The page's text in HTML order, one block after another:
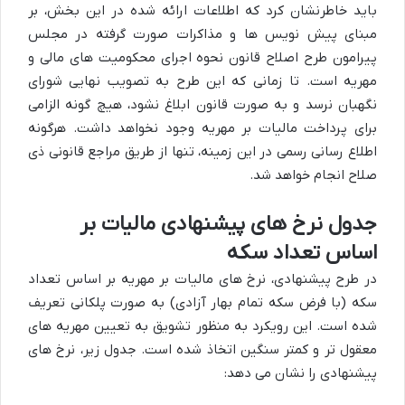
باید خاطرنشان کرد که اطلاعات ارائه شده در این بخش، بر
مبنای پیش نویس ها و مذاکرات صورت گرفته در مجلس
پیرامون طرح اصلاح قانون نحوه اجرای محکومیت های مالی و
مهریه است. تا زمانی که این طرح به تصویب نهایی شورای
نگهبان نرسد و به صورت قانون ابلاغ نشود، هیچ گونه الزامی
برای پرداخت مالیات بر مهریه وجود نخواهد داشت. هرگونه
اطلاع رسانی رسمی در این زمینه، تنها از طریق مراجع قانونی ذی
صلاح انجام خواهد شد.
جدول نرخ های پیشنهادی مالیات بر
اساس تعداد سکه
در طرح پیشنهادی، نرخ های مالیات بر مهریه بر اساس تعداد
سکه (با فرض سکه تمام بهار آزادی) به صورت پلکانی تعریف
شده است. این رویکرد به منظور تشویق به تعیین مهریه های
معقول تر و کمتر سنگین اتخاذ شده است. جدول زیر، نرخ های
پیشنهادی را نشان می دهد: